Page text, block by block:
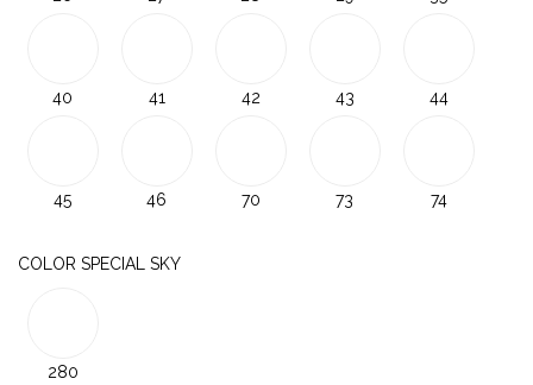
40 41 42 43 44
45 46 70 73 74
COLOR SPECIAL SKY
280